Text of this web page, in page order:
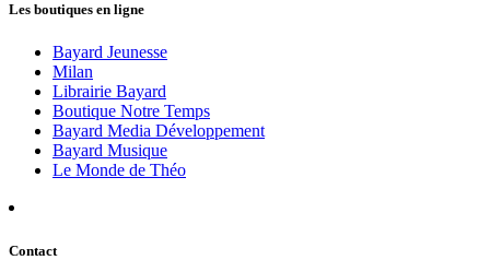
Les boutiques en ligne
Bayard Jeunesse
Milan
Librairie Bayard
Boutique Notre Temps
Bayard Media Développement
Bayard Musique
Le Monde de Théo
Contact